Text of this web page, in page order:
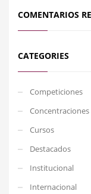
COMENTARIOS
CATEGORIES
Competiciones
Concentraciones
Cursos
Destacados
Institucional
Internacional